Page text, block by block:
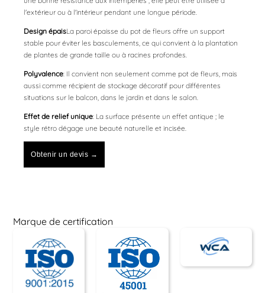
l'extérieur ou à l'intérieur pendant une longue période.
Design épaisLa paroi épaisse du pot de fleurs offre un support
stable pour éviter les basculements, ce qui convient à la plantation
de plantes de grande taille ou à racines profondes.
Polyvalence: Il convient non seulement comme pot de fleurs, mais
aussi comme récipient de stockage décoratif pour différentes
situations sur le balcon, dans le jardin et dans le salon.
Effet de relief unique: La surface présente un effet antique ; le
style rétro dégage une beauté naturelle et incisée.
Obtenir un devis →
Marque de certification